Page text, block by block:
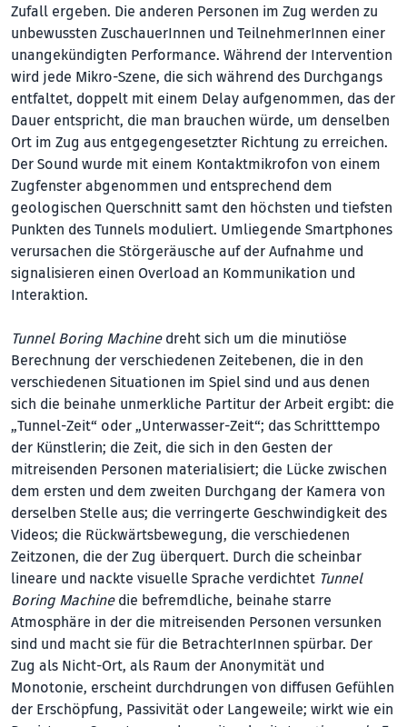
Zufall ergeben. Die anderen Personen im Zug werden zu
unbewussten ZuschauerInnen und TeilnehmerInnen einer
unangekündigten Performance. Während der Intervention
wird jede Mikro-Szene, die sich während des Durchgangs
entfaltet, doppelt mit einem Delay aufgenommen, das der
Dauer entspricht, die man brauchen würde, um denselben
Ort im Zug aus entgegengesetzter Richtung zu erreichen.
Der Sound wurde mit einem Kontaktmikrofon von einem
Zugfenster abgenommen und entsprechend dem
geologischen Querschnitt samt den höchsten und tiefsten
Punkten des Tunnels moduliert. Umliegende Smartphones
verursachen die Störgeräusche auf der Aufnahme und
signalisieren einen Overload an Kommunikation und
Interaktion.
Tunnel Boring Machinedreht sich um die minutiöse
Berechnung der verschiedenen Zeitebenen, die in den
verschiedenen Situationen im Spiel sind und aus denen
sich die beinahe unmerkliche Partitur der Arbeit ergibt: die
„Tunnel-Zeit“ oder „Un­ter­wasser-Zeit“; das Schritttempo
der Künstlerin; die Zeit, die sich in den Gesten der
mitreisenden Personen materialisiert; die Lücke zwischen
dem ersten und dem zweiten Durchgang der Kamera von
derselben Stelle aus; die verringerte Geschwindigkeit des
Videos; die Rückwärtsbewegung, die verschiedenen
Zeitzonen, die der Zug überquert. Durch die scheinbar
lineare und nackte visuelle Sprache verdichtet Tunnel
Boring Machinedie befremdliche, beinahe starre
Atmosphäre in der die mitreisenden Personen versunken
sind und macht sie für die BetrachterInnen spürbar. Der
Zug als Nicht-Ort, als Raum der Anonymität und
Monotonie, erscheint durchdrungen von diffusen Gefühlen
der Erschöpfung, Passivität oder Langeweile; wirkt wie ein